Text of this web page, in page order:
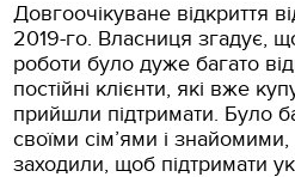
Довгоочікуване відкриття
2019-го. Власниця згадує,
роботи було дуже багато
постійні клієнти, які вже
прийшли підтримати. Було
своїми сім’ями і
заходили, щоб підтримати